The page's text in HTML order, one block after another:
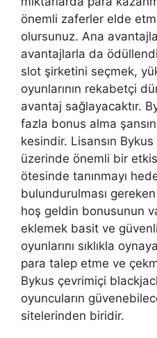
önemli zaferler elde
olursunuz. Ana
avantajlarla da
slot şirketini seçmek,
oyunlarının rekabetçi
avantaj sağlayacaktır.
fazla bonus alma
kesindir. Lisansın
üzerinde önemli bir
ötesinde tanınmayı
bulundurulması
hoş geldin bonusunun
eklemek basit ve
oyunlarını sıklıkla
para talep etme ve
Bykus çevrimiçi
oyuncuların
sitelerinden biridir.